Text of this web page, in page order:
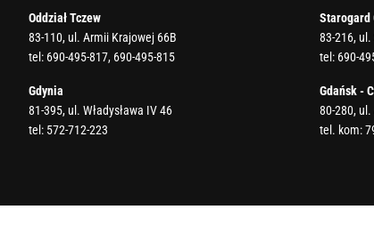
Oddział Tczew
83-110, ul. Armii Krajowej 66B
tel: 690-495-817, 690-495-815
Gdynia
81-395, ul. Władysława IV 46
tel: 572-712-223
Starogard
83-216, ul.
tel: 690-
Gdańsk -
80-280,
tel. kom: